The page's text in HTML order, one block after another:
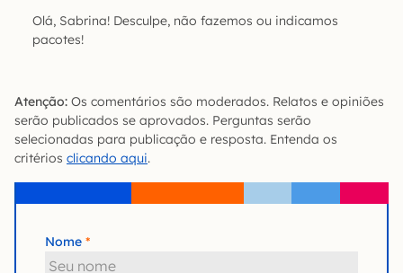
Olá, Sabrina! Desculpe, não fazemos ou indicamos
pacotes!
Atenção: Os comentários são moderados. Relatos e opiniões
serão publicados se aprovados. Perguntas serão
selecionadas para publicação e resposta. Entenda os
critérios clicando aqui.
Nome